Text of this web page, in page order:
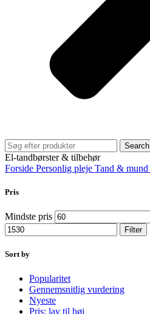
Search
El-tandbørster & tilbehør
Forside Personlig pleje Tand & mund
Pris
Mindste pris
Filter
Sort by
Popularitet
Gennemsnitlig vurdering
Nyeste
Pris: lav til høj